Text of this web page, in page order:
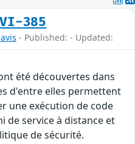
385
- Published: - Updated:
été découvertes dans
d'entre elles permettent
une exécution de code
de service à distance et
de sécurité.